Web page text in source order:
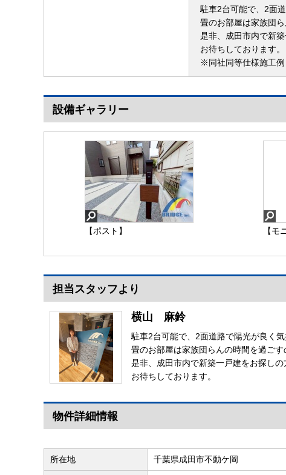
駐車2台可能で、2面
畳のお部屋は家族団
是非、成田市内で新
お待ちしております。
※同社同等仕様施工例
設備ギャラリー
【ポスト】
【モ
担当スタッフより
横山 麻鈴
駐車2台可能で、2面道路で陽光が良く
畳のお部屋は家族団らんの時間を過ごす
是非、成田市内で新築一戸建をお探しの
お待ちしております。
物件詳細情報
所在地 千葉県成田市不動ケ岡